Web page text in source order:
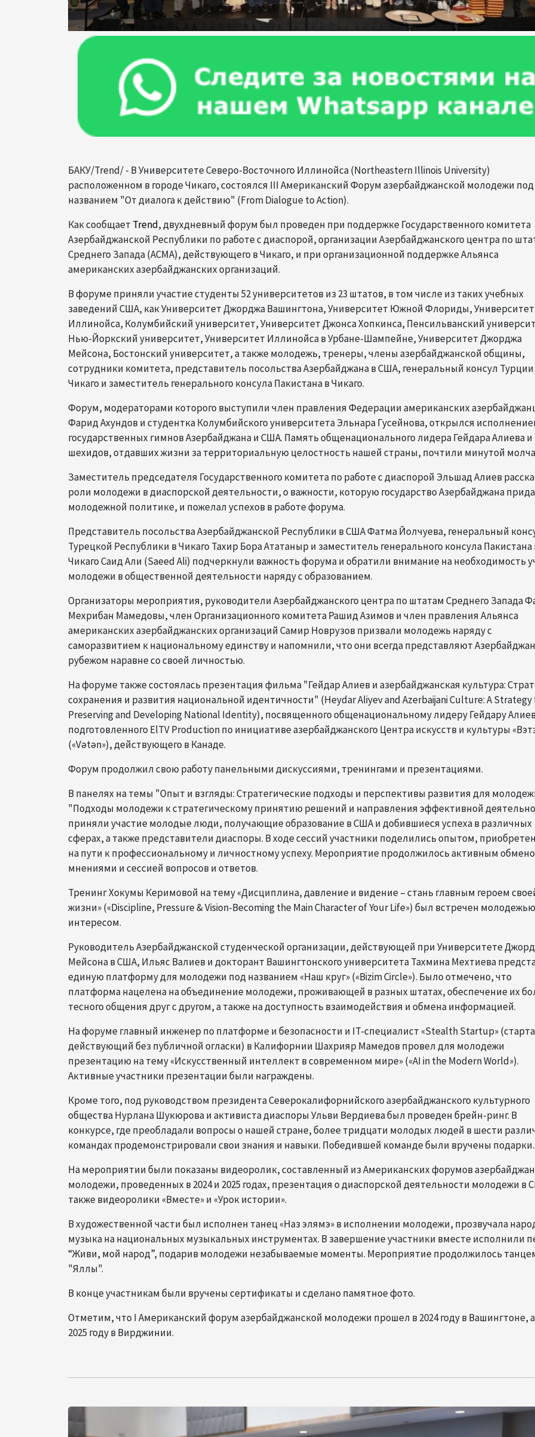
БАКУ/Trend/ - В Университете Северо-Восточного Иллинойса (Northeastern Illinois University)
расположенном в городе Чикаго, состоялся III Американский Форум азербайджанской молодежи под
названием "От диалога к действию" (From Dialogue to Action).
Как сообщает Trend, двухдневный форум был проведен при поддержке Государственного комитета
Азербайджанской Республики по работе с диаспорой, организации Азербайджанского центра по
Среднего Запада (ACMA), действующего в Чикаго, и при организационной поддержке Альянса
американских азербайджанских организаций.
В форуме приняли участие студенты 52 университетов из 23 штатов, в том числе из таких учебных
заведений США, как Университет Джорджа Вашингтона, Университет Южной Флориды, Университет
Иллинойса, Колумбийский университет, Университет Джонса Хопкинса, Пенсильванский
Нью-Йоркский университет, Университет Иллинойса в Урбане-Шампейне, Университет Джорджа
Мейсона, Бостонский университет, а также молодежь, тренеры, члены азербайджанской общины,
сотрудники комитета, представитель посольства Азербайджана в США, генеральный консул Турции
Чикаго и заместитель генерального консула Пакистана в Чикаго.
Форум, модераторами которого выступили член правления Федерации американских
Фарид Ахундов и студентка Колумбийского университета Эльнара Гусейнова, открылся
государственных гимнов Азербайджана и США. Память общенационального лидера Гейдара Алиева и
шехидов, отдавших жизни за территориальную целостность нашей страны, почтили минутой
Заместитель председателя Государственного комитета по работе с диаспорой Эльшад Алиев
роли молодежи в диаспорской деятельности, о важности, которую государство Азербайджана
молодежной политике, и пожелал успехов в работе форума.
Представитель посольства Азербайджанской Республики в США Фатма Йолчуева, генеральный
Турецкой Республики в Чикаго Тахир Бора Ататаныр и заместитель генерального консула Пакистана
Чикаго Саид Али (Saeed Ali) подчеркнули важность форума и обратили внимание на необходимость
молодежи в общественной деятельности наряду с образованием.
Организаторы мероприятия, руководители Азербайджанского центра по штатам Среднего Запада
Мехрибан Мамедовы, член Организационного комитета Рашид Азимов и член правления Альянса
американских азербайджанских организаций Самир Новрузов призвали молодежь наряду с
саморазвитием к национальному единству и напомнили, что они всегда представляют
рубежом наравне со своей личностью.
На форуме также состоялась презентация фильма "Гейдар Алиев и азербайджанская культура:
сохранения и развития национальной идентичности" (Heydar Aliyev and Azerbaijani Culture: A Strategy
Preserving and Developing National Identity), посвященного общенациональному лидеру Гейдару
подготовленного ElTV Production по инициативе азербайджанского Центра искусств и культуры
(«Vətən»), действующего в Канаде.
Форум продолжил свою работу панельными дискуссиями, тренингами и презентациями.
В панелях на темы "Опыт и взгляды: Стратегические подходы и перспективы развития для
"Подходы молодежи к стратегическому принятию решений и направления эффективной
приняли участие молодые люди, получающие образование в США и добившиеся успеха в различных
сферах, а также представители диаспоры. В ходе сессий участники поделились опытом,
на пути к профессиональному и личностному успеху. Мероприятие продолжилось активным
мнениями и сессией вопросов и ответов.
Тренинг Хокумы Керимовой на тему «Дисциплина, давление и видение – стань главным героем
жизни» («Discipline, Pressure & Vision-Becoming the Main Character of Your Life») был встречен
интересом.
Руководитель Азербайджанской студенческой организации, действующей при Университете
Мейсона в США, Ильяс Валиев и докторант Вашингтонского университета Тахмина Мехтиева
единую платформу для молодежи под названием «Наш круг» («Bizim Circle»). Было отмечено, что
платформа нацелена на объединение молодежи, проживающей в разных штатах, обеспечение их
тесного общения друг с другом, а также на доступность взаимодействия и обмена информацией.
На форуме главный инженер по платформе и безопасности и IT-специалист «Stealth Startup»
действующий без публичной огласки) в Калифорнии Шахрияр Мамедов провел для молодежи
презентацию на тему «Искусственный интеллект в современном мире» («AI in the Modern World»).
Активные участники презентации были награждены.
Кроме того, под руководством президента Северокалифорнийского азербайджанского культурного
общества Нурлана Шукюрова и активиста диаспоры Ульви Вердиева был проведен брейн-ринг. В
конкурсе, где преобладали вопросы о нашей стране, более тридцати молодых людей в шести
командах продемонстрировали свои знания и навыки. Победившей команде были вручены подарки.
На мероприятии были показаны видеоролик, составленный из Американских форумов
молодежи, проведенных в 2024 и 2025 годах, презентация о диаспорской деятельности молодежи в
также видеоролики «Вместе» и «Урок истории».
В художественной части был исполнен танец «Наз элямэ» в исполнении молодежи, прозвучала
музыка на национальных музыкальных инструментах. В завершение участники вместе исполнили
“Живи, мой народ”, подарив молодежи незабываемые моменты. Мероприятие продолжилось
"Яллы".
В конце участникам были вручены сертификаты и сделано памятное фото.
Отметим, что I Американский форум азербайджанской молодежи прошел в 2024 году в Вашингтоне,
2025 году в Вирджинии.